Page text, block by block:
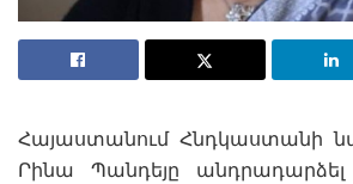
Հայաստանում Հնդկաստանի
Րինա Պանդեյը